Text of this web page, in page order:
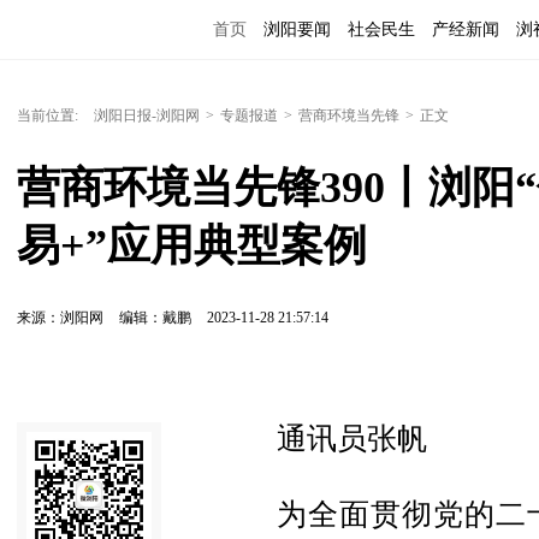
首页 浏阳要闻 社会民生 产经新闻 浏
当前位置: 浏阳日报-浏阳网 > 专题报道 > 营商环境当先锋 > 正文
营商环境当先锋390丨浏阳
易+”应用典型案例
来源：浏阳网 编辑：戴鹏 2023-11-28 21:57:14
通讯员张帆
为全面贯彻党的